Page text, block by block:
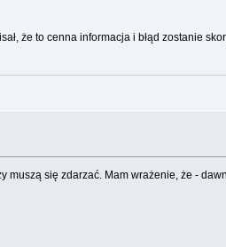
że to cenna informacja i błąd zostanie
się zdarzać. Mam wrażenie, że -